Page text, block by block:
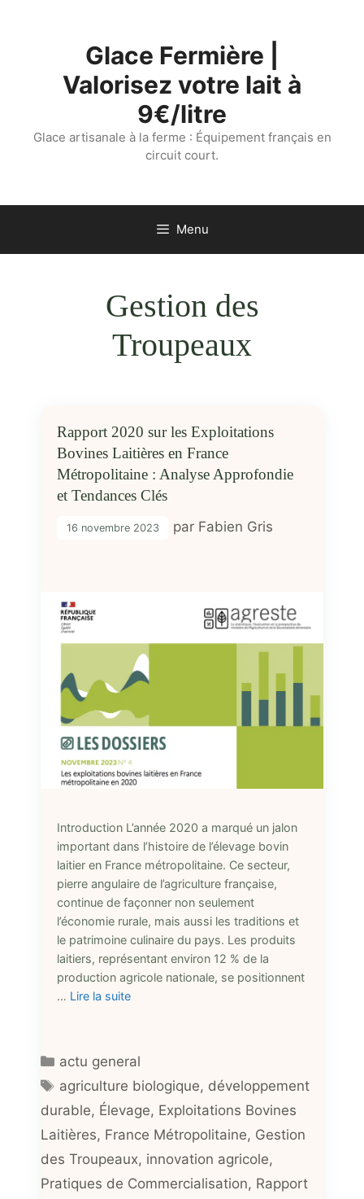
Glace Fermière |
Valorisez votre lait à
9€/litre
Glace artisanale à la ferme : Équipement français en
circuit court.
Menu
Gestion des
Troupeaux
Rapport 2020 sur les Exploitations
Bovines Laitières en France
Métropolitaine : Analyse Approfondie
et Tendances Clés
16 novembre 2023 par Fabien Gris
Introduction L’année 2020 a marqué un jalon
important dans l’histoire de l’élevage bovin
laitier en France métropolitaine. Ce secteur,
pierre angulaire de l’agriculture française,
continue de façonner non seulement
l’économie rurale, mais aussi les traditions et
le patrimoine culinaire du pays. Les produits
laitiers, représentant environ 12 % de la
production agricole nationale, se positionnent
… Lire la suite
Catégories
actu general
Étiquettes
agriculture biologique, développement
durable, Élevage, Exploitations Bovines
Laitières, France Métropolitaine, Gestion
des Troupeaux, innovation agricole,
Pratiques de Commercialisation, Rapport